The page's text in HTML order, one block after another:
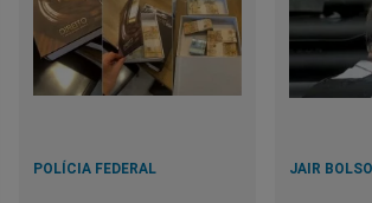
POLÍCIA FEDERAL JAIR